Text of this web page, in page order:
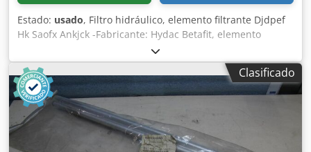
Estado: usado, Filtro hidráulico, elemento filtrante Djdpef
Hk Saofx Ankjck -Fabricante: Hydac Betafit, elemento
filtrante Betamicron, original -Tipo: 1.06.08 D 03 BN -
Dimensiones: Ø 152 x 207 mm -Peso: 1,6 kg
Clasificado